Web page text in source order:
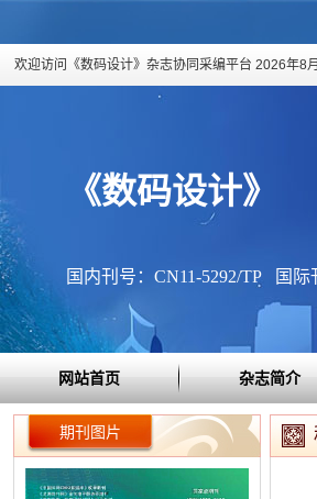
欢迎访问《数码设计》杂志协同采编平台 2026年8
《数码设计》
国内刊号：CN11-5292/TP 国际
网站首页 杂志简介
期刊图片